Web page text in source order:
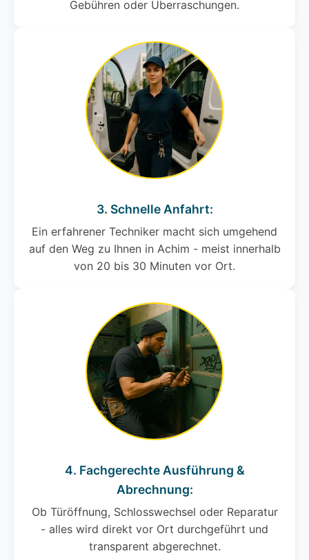
Gebühren oder Überraschungen.
3. Schnelle Anfahrt:
Ein erfahrener Techniker macht sich umgehend
auf den Weg zu Ihnen in Achim - meist innerhalb
von 20 bis 30 Minuten vor Ort.
4. Fachgerechte Ausführung &
Abrechnung:
Ob Türöffnung, Schlosswechsel oder Reparatur
- alles wird direkt vor Ort durchgeführt und
transparent abgerechnet.